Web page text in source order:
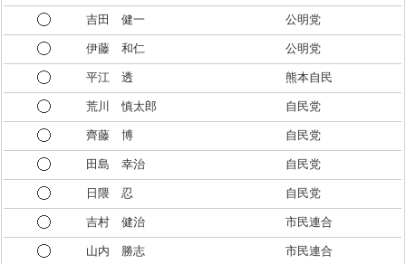
吉田 健一 公明党
伊藤 和仁 公明党
平江 透 熊本自民
荒川 慎太郎 自民党
齊藤 博 自民党
田島 幸治 自民党
日隈 忍 自民党
吉村 健治 市民連合
山内 勝志 市民連合